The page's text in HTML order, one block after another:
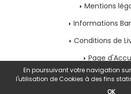
Mentions
Informations
Conditions de
Page
En poursuivant votre navigation
l'utilisation de Cookies à des fins
OK